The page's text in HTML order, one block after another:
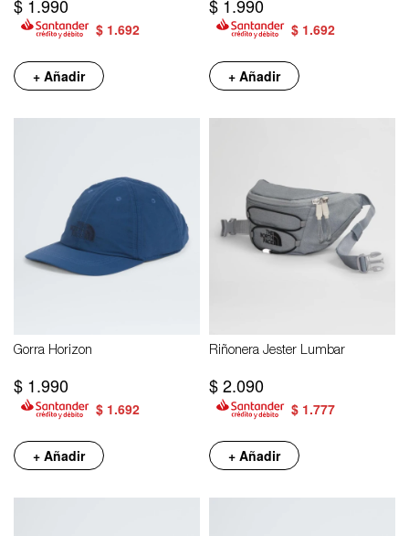
$ 1.990
$ 1.692
+ Añadir
$ 1.990
$ 1.692
+ Añadir
Gorra Horizon
$ 1.990
$ 1.692
+ Añadir
Riñonera Jester Lumbar
$2.090
$ 1.777
+ Añadir